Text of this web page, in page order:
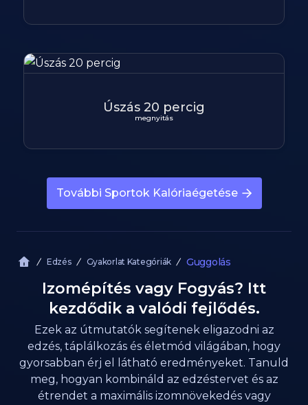
Úszás 20 percig
megnyitás
További Sportok Kalóriaégetése
Edzés Gyakorlat Kategóriák Guggolás
Izomépítés vagy Fogyás? Itt
kezdődik a valódi fejlődés.
Ezek az útmutatók segítenek eligazodni az
edzés, táplálkozás és életmód világában, hogy
gyorsabban érj el látható eredményeket. Tanuld
meg, hogyan kombináld az edzéstervet és az
étrendet a maximális izomnövekedés vagy